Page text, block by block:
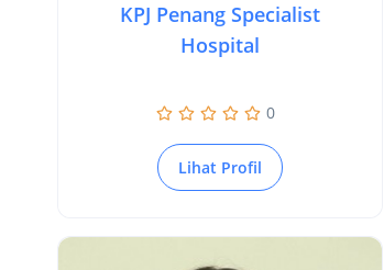
KPJ Penang Specialist
Hospital
0
Lihat Profil